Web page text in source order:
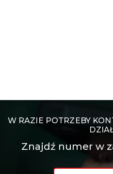
W RAZIE POTRZEBY
Znajdź numer w